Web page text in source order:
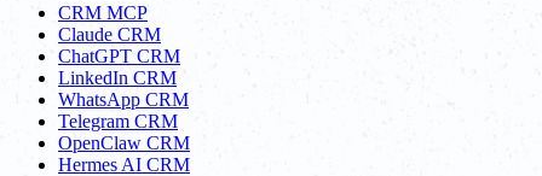
CRM MCP
Claude CRM
ChatGPT CRM
LinkedIn CRM
WhatsApp CRM
Telegram CRM
OpenClaw CRM
Hermes AI CRM